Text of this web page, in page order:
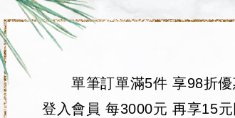
單筆訂單滿5件 享98折優
登入會員 每3000元 再享15